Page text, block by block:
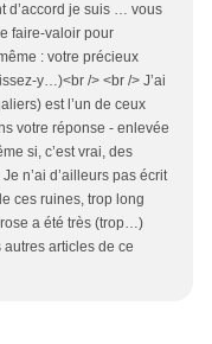
d’accord je suis … vous
faire-valoir pour
: votre précieux
y…)<br /> <br /> J’ai
est l’un de ceux
votre réponse - enlevée
si, c’est vrai, des
n’ai d’ailleurs pas écrit
ces ruines, trop long
a été très (trop…)
autres articles de ce